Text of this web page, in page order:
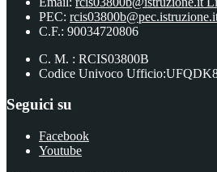
PEC:
C.F.: 90034720806
C. M. : RCIS03800B
Codice Univoco
Seguici su
Facebook
Youtube